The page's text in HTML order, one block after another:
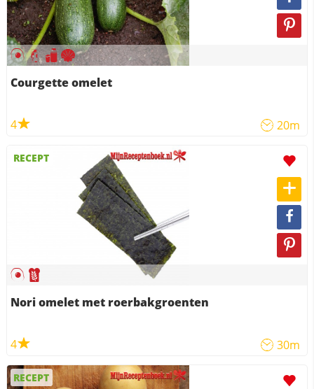
Courgette omelet
4 20m
RECEPT
Nori omelet met roerbakgroenten
4 30m
RECEPT